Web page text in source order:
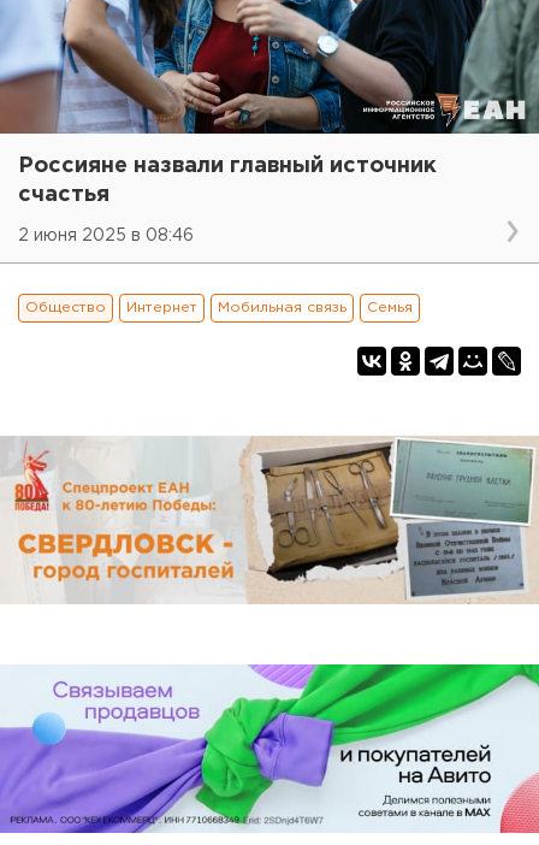
Россияне назвали главный источник
счастья
2 июня 2025 в 08:46
Общество Интернет Мобильная связь Семья